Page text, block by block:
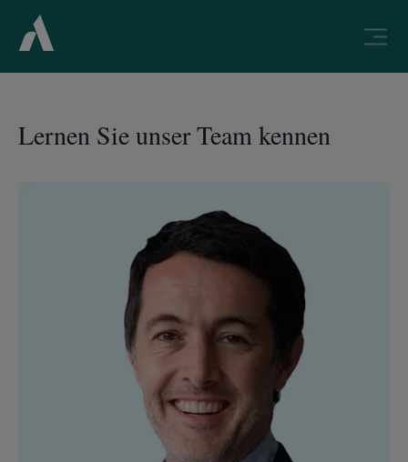
Lernen Sie unser Team kennen